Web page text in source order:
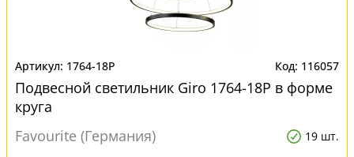
1764-18P 116057
Подвесной светильник Giro 1764-18P в форме
круга
Favourite (Германия)
19 шт.